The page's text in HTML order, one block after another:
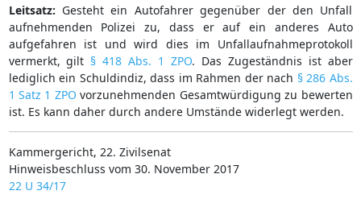
Leitsatz: Gesteht ein Autofahrer gegenüber der den Unfall
aufnehmenden Polizei zu, dass er auf ein anderes Auto
aufgefahren ist und wird dies im Unfallaufnahmeprotokoll
vermerkt, gilt § 418 Abs. 1 ZPO. Das Zugeständnis ist aber
lediglich ein Schuldindiz, dass im Rahmen der nach § 286 Abs.
1 Satz 1 ZPO vorzunehmenden Gesamtwürdigung zu bewerten
ist. Es kann daher durch andere Umstände widerlegt werden.
Kammergericht, 22. Zivilsenat
Hinweisbeschluss vom 30. November 2017
22 U 34/17